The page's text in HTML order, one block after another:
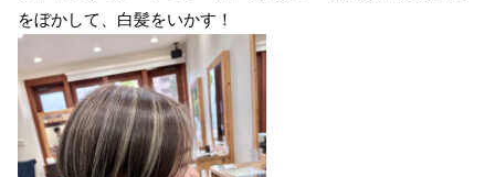
をぼかして、白髪をいかす！